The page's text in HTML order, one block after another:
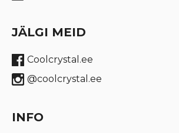
JÄLGI MEID
Coolcrystal.ee
@coolcrystal.ee
INFO